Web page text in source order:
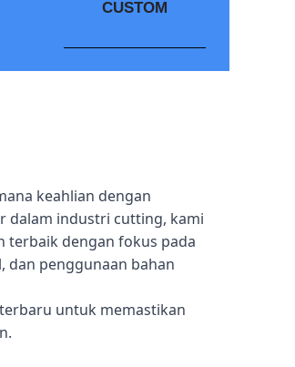
CUSTOM
keahlian dengan
dalam industri cutting, kami
terbaik dengan fokus pada
dan penggunaan bahan
untuk memastikan